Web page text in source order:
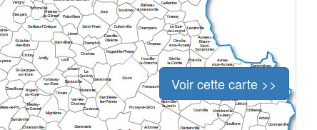
Voir cette carte >>